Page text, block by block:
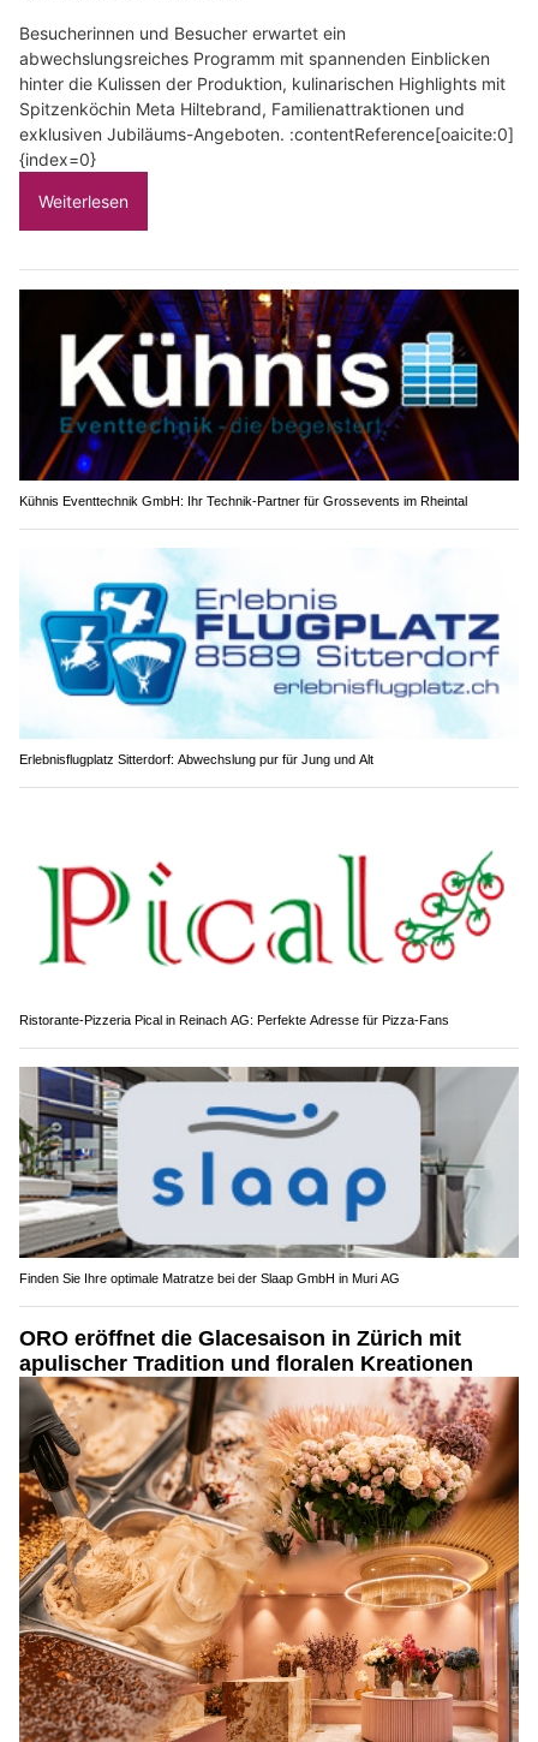
Besucherinnen und Besucher erwartet ein
abwechslungsreiches Programm mit spannenden Einblicken
hinter die Kulissen der Produktion, kulinarischen Highlights mit
Spitzenköchin Meta Hiltebrand, Familienattraktionen und
exklusiven Jubiläums-Angeboten. :contentReference[oaicite:0]
{index=0}
Weiterlesen
Kühnis Eventtechnik GmbH: Ihr Technik-Partner für Grossevents im Rheintal
Erlebnisflugplatz Sitterdorf: Abwechslung pur für Jung und Alt
Ristorante-Pizzeria Pical in Reinach AG: Perfekte Adresse für Pizza-Fans
Finden Sie Ihre optimale Matratze bei der Slaap GmbH in Muri AG
ORO eröffnet die Glacesaison in Zürich mit
apulischer Tradition und floralen Kreationen